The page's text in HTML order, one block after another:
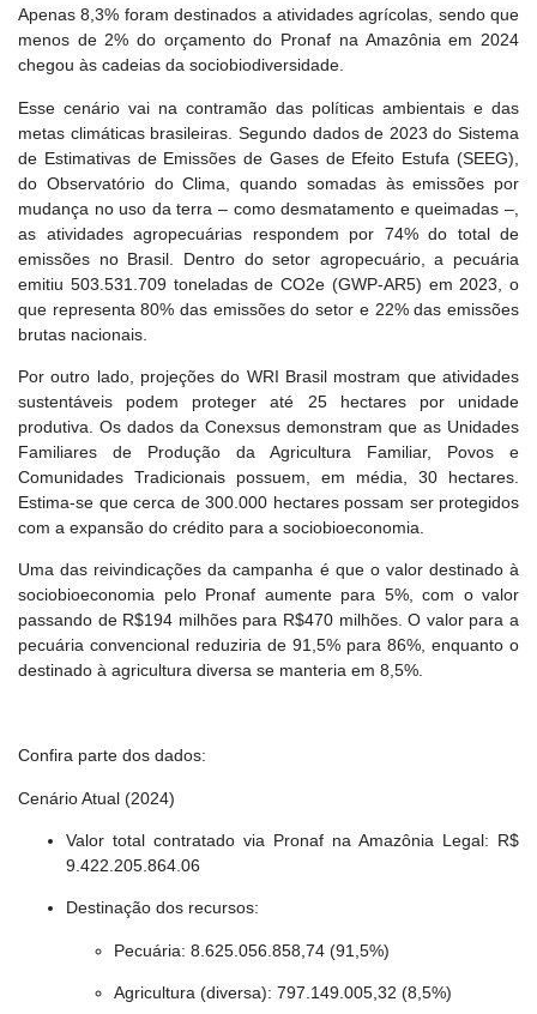
Apenas 8,3% foram destinados a atividades agrícolas, sendo que
menos de 2% do orçamento do Pronaf na Amazônia em 2024
chegou às cadeias da sociobiodiversidade.
Esse cenário vai na contramão das políticas ambientais e das
metas climáticas brasileiras. Segundo dados de 2023 do Sistema
de Estimativas de Emissões de Gases de Efeito Estufa (SEEG),
do Observatório do Clima, quando somadas às emissões por
mudança no uso da terra – como desmatamento e queimadas –,
as atividades agropecuárias respondem por 74% do total de
emissões no Brasil. Dentro do setor agropecuário, a pecuária
emitiu 503.531.709 toneladas de CO2e (GWP-AR5) em 2023, o
que representa 80% das emissões do setor e 22% das emissões
brutas nacionais.
Por outro lado, projeções do WRI Brasil mostram que atividades
sustentáveis podem proteger até 25 hectares por unidade
produtiva. Os dados da Conexsus demonstram que as Unidades
Familiares de Produção da Agricultura Familiar, Povos e
Comunidades Tradicionais possuem, em média, 30 hectares.
Estima-se que cerca de 300.000 hectares possam ser protegidos
com a expansão do crédito para a sociobioeconomia.
Uma das reivindicações da campanha é que o valor destinado à
sociobioeconomia pelo Pronaf aumente para 5%, com o valor
passando de R$194 milhões para R$470 milhões. O valor para a
pecuária convencional reduziria de 91,5% para 86%, enquanto o
destinado à agricultura diversa se manteria em 8,5%.
Confira parte dos dados:
Cenário Atual (2024)
Valor total contratado via Pronaf na Amazônia Legal: R$
9.422.205.864.06
Destinação dos recursos:
Pecuária: 8.625.056.858,74 (91,5%)
Agricultura (diversa): 797.149.005,32 (8,5%)